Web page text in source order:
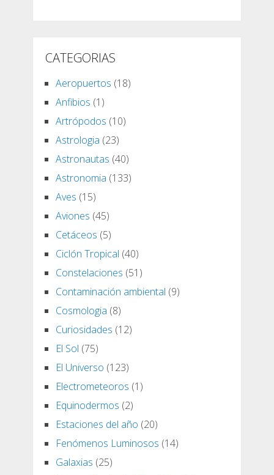
CATEGORIAS
Aeropuertos (18)
Anfibios (1)
Artrópodos (10)
Astrologia (23)
Astronautas (40)
Astronomia (133)
Aves (15)
Aviones (45)
Cetáceos (5)
Ciclón Tropical (40)
Constelaciones (51)
Contaminación ambiental (9)
Cosmologia (8)
Curiosidades (12)
El Sol (75)
El Universo (123)
Electrometeoros (1)
Equinodermos (2)
Estaciones del año (20)
Fenómenos Luminosos (14)
Galaxias (25)